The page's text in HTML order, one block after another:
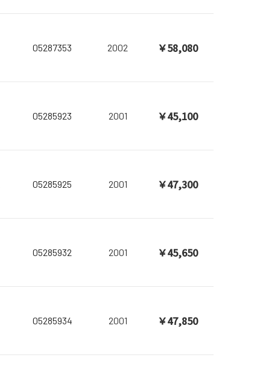
05287353 2002 ￥58,080
05285923 2001 ￥45,100
05285925 2001 ￥47,300
05285932 2001 ￥45,650
05285934 2001 ￥47,850